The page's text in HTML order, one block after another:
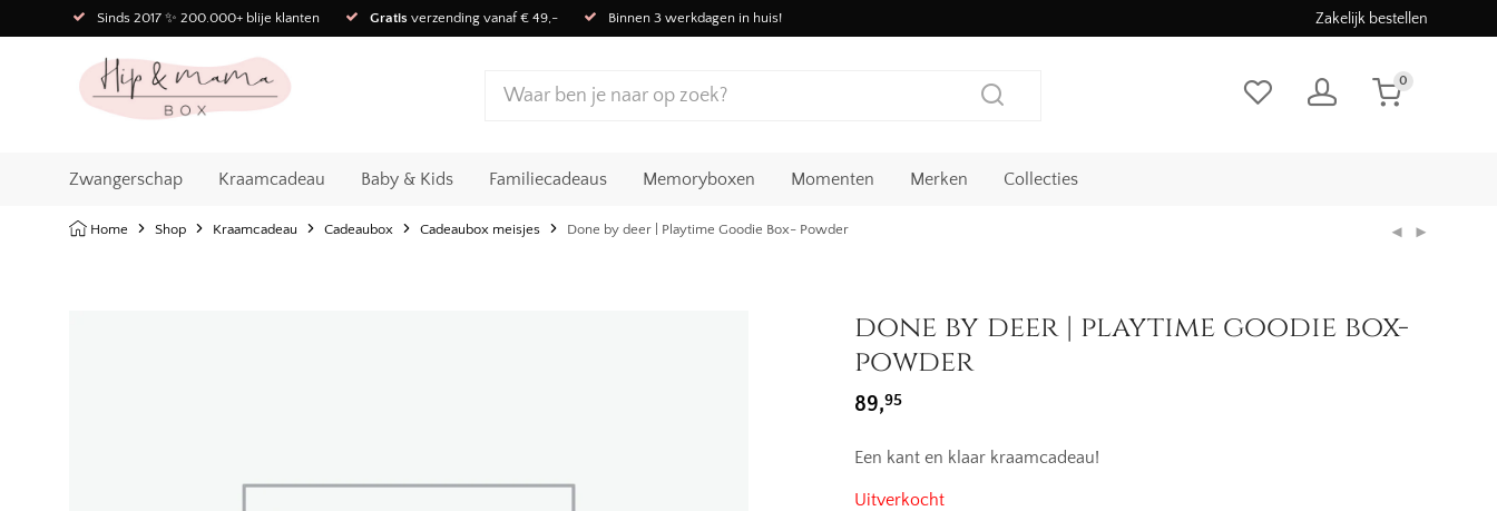
Sinds 2017 ✨ 200.000+ blije klanten Gratis verzending vanaf € 49,- Binnen 3 werkdagen in huis! Zakelijk bestellen
0
Zwangerschap Kraamcadeau Baby & Kids Familiecadeaus Memoryboxen Momenten Merken Collecties
Home Shop Kraamcadeau Cadeaubox Cadeaubox meisjes Done by deer | Playtime Goodie Box- Powder
done by deer | playtime goodie box-
powder
89,95
Een kant en klaar kraamcadeau!
Uitverkocht